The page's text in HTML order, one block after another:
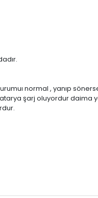
normal , yanıp
batarya şarj oluyordur